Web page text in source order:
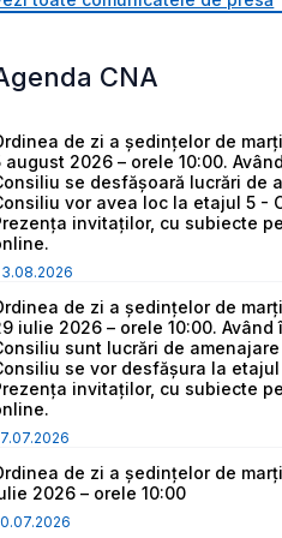
CNA
de zi a ședințelor de
august 2026 – orele 10:00.
se desfășoară lucrări de
vor avea loc la etajul 5 -
invitaților, cu subiecte
de zi a ședințelor de
iulie 2026 – orele 10:00.
sunt lucrări de
se vor desfășura la
invitaților, cu subiecte
de zi a ședințelor de
2026 – orele 10:00